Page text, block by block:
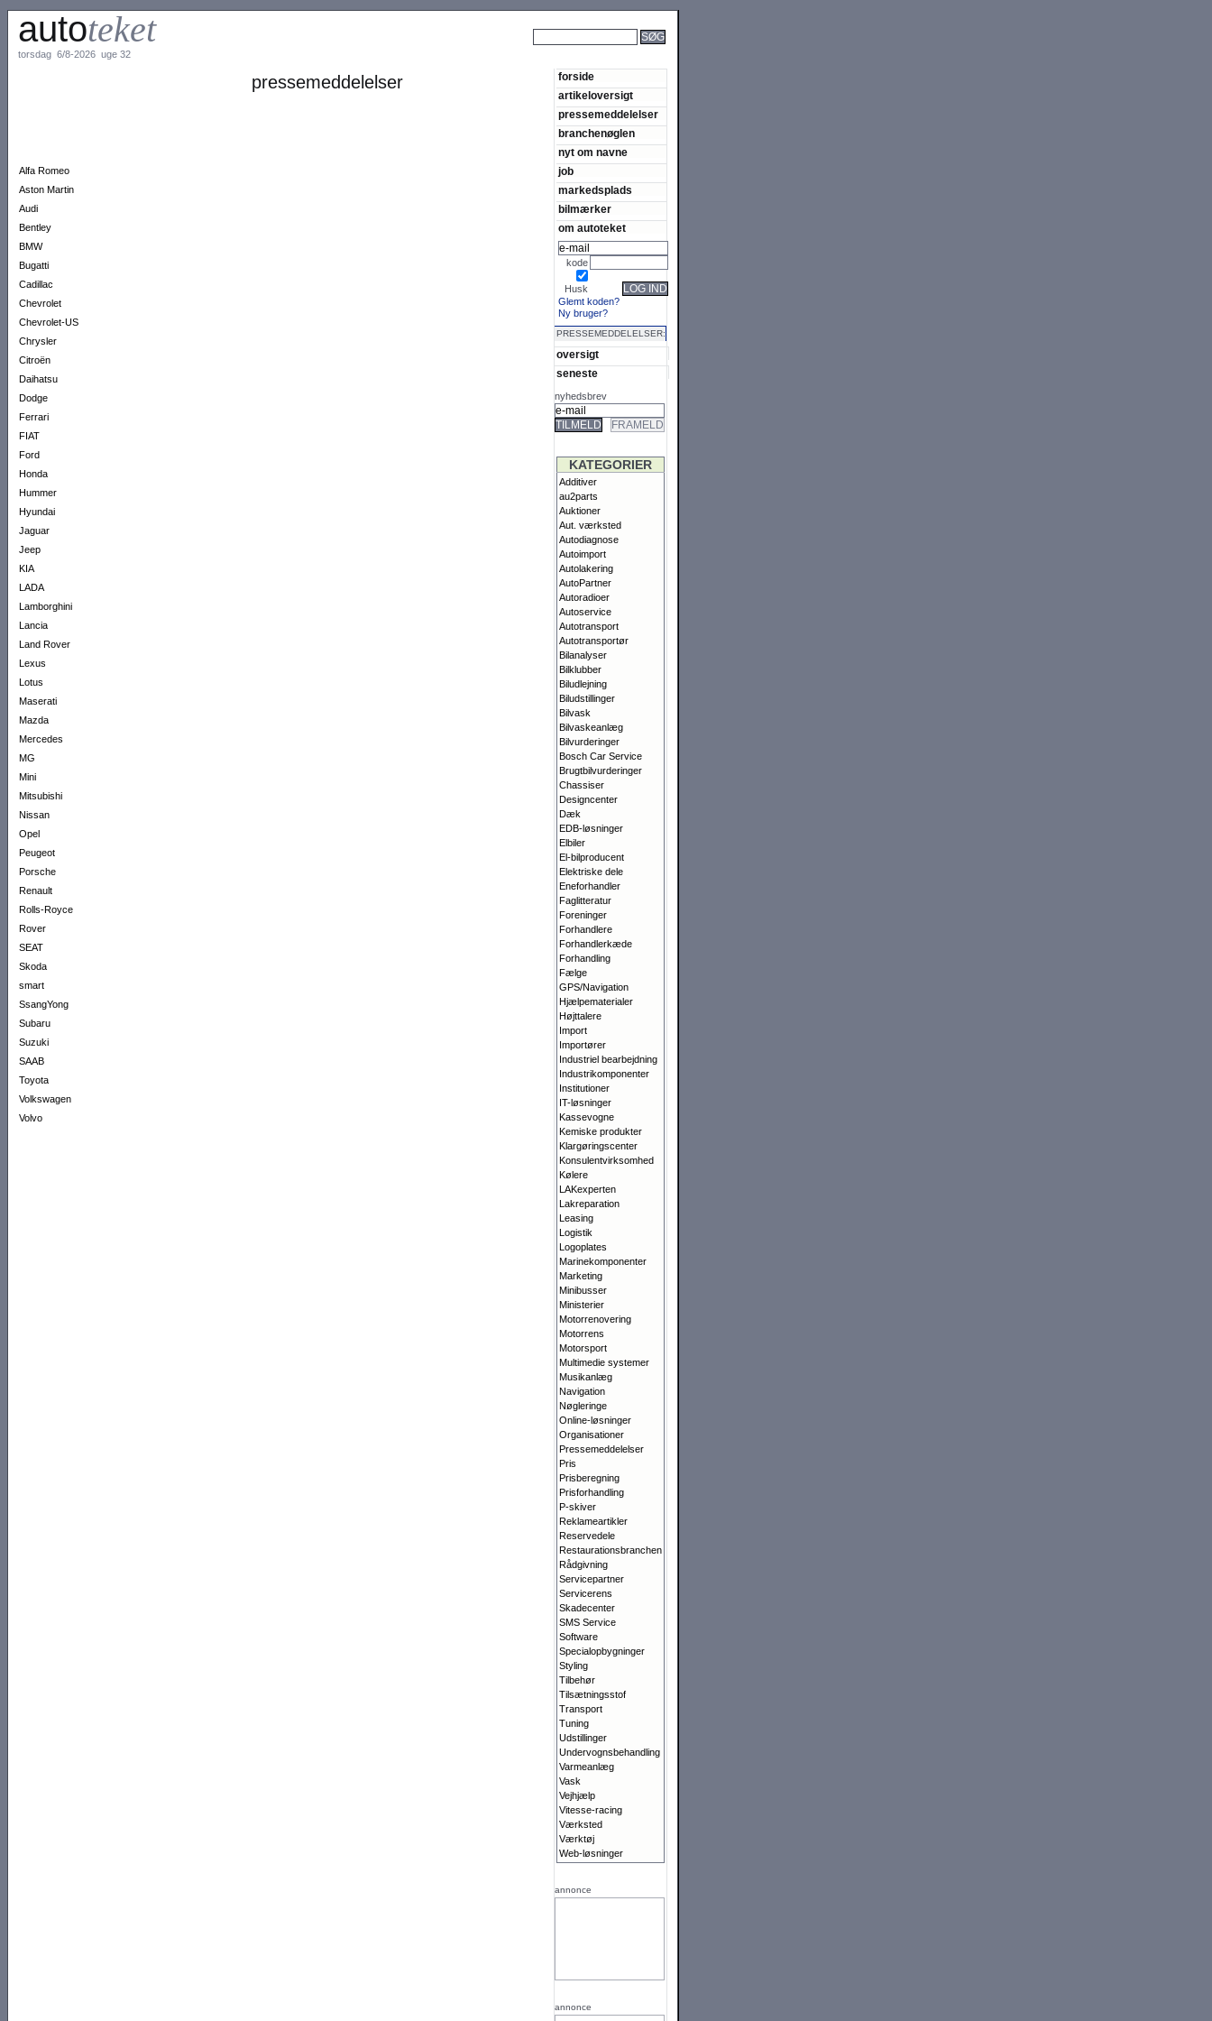
autoteket SØG
torsdag 6/8-2026 uge 32
Alfa Romeo
Aston Martin
Audi
Bentley
BMW
Bugatti
Cadillac
Chevrolet
Chevrolet-US
Chrysler
Citroën
Daihatsu
Dodge
Ferrari
FIAT
Ford
Honda
Hummer
Hyundai
Jaguar
Jeep
KIA
LADA
Lamborghini
Lancia
Land Rover
Lexus
Lotus
Maserati
Mazda
Mercedes
MG
Mini
Mitsubishi
Nissan
Opel
Peugeot
Porsche
Renault
Rolls-Royce
Rover
SEAT
Skoda
smart
SsangYong
Subaru
Suzuki
SAAB
Toyota
Volkswagen
Volvo
pressemeddelelser
forside
artikeloversigt
pressemeddelelser
branchenøglen
nyt om navne
job
markedsplads
bilmærker
om autoteket
kode
Husk LOG IND
Glemt koden?
Ny bruger?
PRESSEMEDDELELSER:
oversigt
seneste
nyhedsbrev
TILMELD FRAMELD
KATEGORIER
Additiver
au2parts
Auktioner
Aut. værksted
Autodiagnose
Autoimport
Autolakering
AutoPartner
Autoradioer
Autoservice
Autotransport
Autotransportør
Bilanalyser
Bilklubber
Biludlejning
Biludstillinger
Bilvask
Bilvaskeanlæg
Bilvurderinger
Bosch Car Service
Brugtbilvurderinger
Chassiser
Designcenter
Dæk
EDB-løsninger
Elbiler
El-bilproducent
Elektriske dele
Eneforhandler
Faglitteratur
Foreninger
Forhandlere
Forhandlerkæde
Forhandling
Fælge
GPS/Navigation
Hjælpematerialer
Højttalere
Import
Importører
Industriel bearbejdning
Industrikomponenter
Institutioner
IT-løsninger
Kassevogne
Kemiske produkter
Klargørings­center
Konsulentvirksomhed
Kølere
LAKexperten
Lakreparation
Leasing
Logistik
Logoplates
Marinekomponenter
Marketing
Minibusser
Ministerier
Motorrenovering
Motorrens
Motorsport
Multimedie systemer
Musikanlæg
Navigation
Nøgleringe
Online-løsninger
Organisationer
Pressemeddelelser
Pris
Prisberegning
Prisforhandling
P-skiver
Reklameartikler
Reservedele
Restaurationsbranchen
Rådgivning
Servicepartner
Servicerens
Skadecenter
SMS Service
Software
Specialopbygninger
Styling
Tilbehør
Tilsætningsstof
Transport
Tuning
Udstillinger
Undervognsbehandling
Varmeanlæg
Vask
Vejhjælp
Vitesse-racing
Værksted
Værktøj
Web-løsninger
annonce
annonce